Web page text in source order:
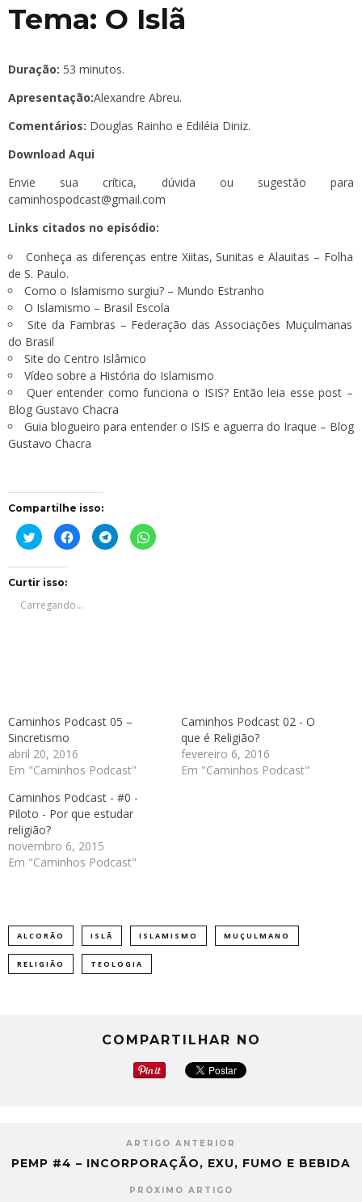
Tema: O Islã
Duração: 53 minutos.
Apresentação:Alexandre Abreu.
Comentários: Douglas Rainho e Ediléia Diniz.
Download Aqui
Envie sua crítica, dúvida ou sugestão para
caminhospodcast@gmail.com
Links citados no episódio:
Conheça as diferenças entre Xiitas, Sunitas e Alauitas – Folha
de S. Paulo.
Como o Islamismo surgiu? – Mundo Estranho
O Islamismo – Brasil Escola
Site da Fambras – Federação das Associações Muçulmanas
do Brasil
Site do Centro Islâmico
Vídeo sobre a História do Islamismo
Quer entender como funciona o ISIS? Então leia esse post –
Blog Gustavo Chacra
Guia blogueiro para entender o ISIS e aguerra do Iraque – Blog
Gustavo Chacra
Compartilhe isso:
Clique
para
compartilhar
em
janela)
Clique
para
compartilhar
janela)
Clique
para
compartilhar
Clique
para
Curtir isso:
Carregando...
Caminhos Podcast 05 –
Sincretismo
abril 20, 2016
Em "Caminhos Podcast"
Caminhos Podcast 02 - O
que é Religião?
fevereiro 6, 2016
Em "Caminhos Podcast"
Caminhos Podcast - #0 -
Piloto - Por que estudar
religião?
novembro 6, 2015
Em "Caminhos Podcast"
ALCORÃO ISLÃ ISLAMISMO MUÇULMANO
RELIGIÃO TEOLOGIA
COMPARTILHAR NO
ARTIGO ANTERIOR
PEMP #4 – INCORPORAÇÃO, EXU, FUMO E BEBIDA
PRÓXIMO ARTIGO